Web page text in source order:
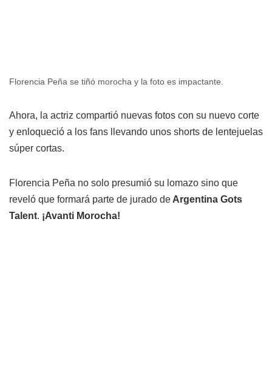
Florencia Peña se tiñó morocha y la foto es impactante.
Ahora, la actriz compartió nuevas fotos con su nuevo corte
y enloqueció a los fans llevando unos shorts de lentejuelas
súper cortas.
Florencia Peña no solo presumió su lomazo sino que
reveló que formará parte de jurado de Argentina Gots
Talent. ¡Avanti Morocha!